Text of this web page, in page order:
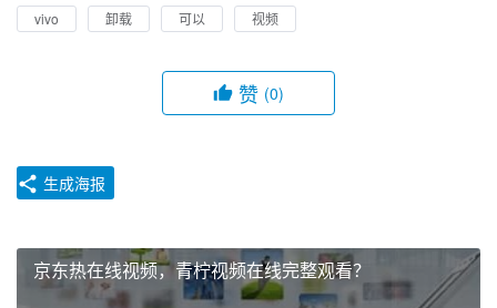
vivo 卸载 可以 视频
赞 (0)
生成海报
京东热在线视频，青柠视频在线完整观看？